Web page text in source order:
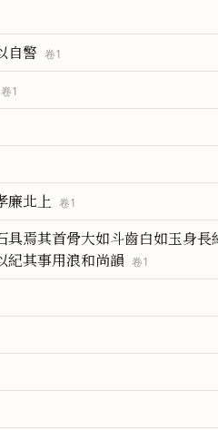
自警 卷1
卷1
廉北上 卷1
具焉其首骨大如斗齒白如玉身
紀其事用浪和尚韻 卷1